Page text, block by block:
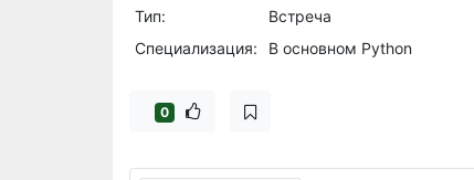
Тип:
Встреча
Специализация:
В основном Python
0